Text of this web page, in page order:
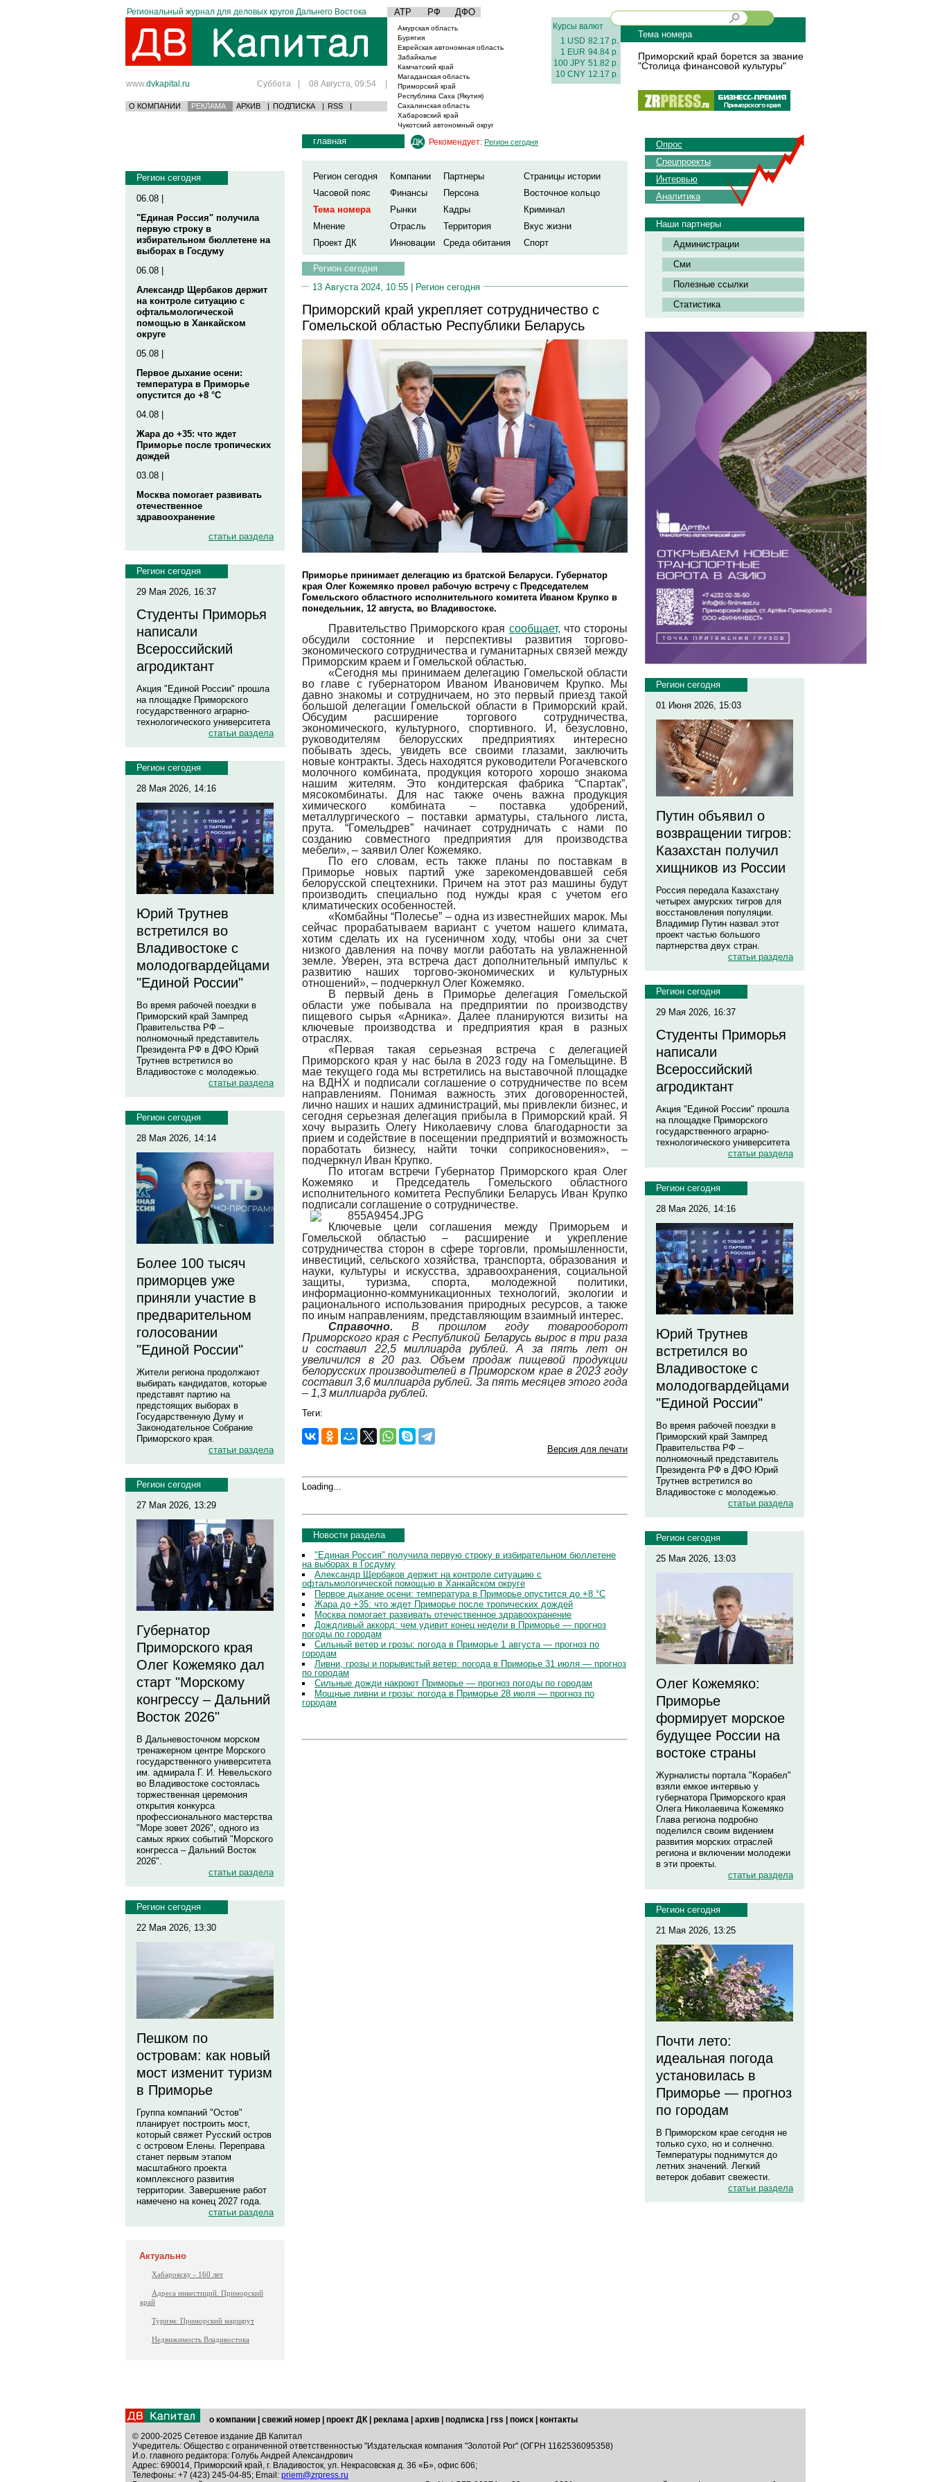
Региональный журнал для деловых кругов Дальнего Востока АТР РФ ДФО
www.dvkapital.ru Суббота | 08 Августа, 09:54 |
О КОМПАНИИ РЕКЛАМА АРХИВ | ПОДПИСКА | RSS |
Амурская область
Бурятия
Еврейская автономная область
Забайкалье
Камчатский край
Магаданская область
Приморский край
Республика Саха (Якутия)
Сахалинская область
Хабаровский край
Чукотский автономный округ
Курсы валют
1 USD 82.17 р.
1 EUR 94.84 р.
100 JPY 51.82 р.
10 CNY 12.17 р.
Тема номера
Приморский край борется за звание
"Столица финансовой культуры"
Регион сегодня
06.08 |
"Единая Россия" получила
первую строку в
избирательном бюллетене на
выборах в Госдуму
06.08 |
Александр Щербаков держит
на контроле ситуацию с
офтальмологической
помощью в Ханкайском
округе
05.08 |
Первое дыхание осени:
температура в Приморье
опустится до +8 °C
04.08 |
Жара до +35: что ждет
Приморье после тропических
дождей
03.08 |
Москва помогает развивать
отечественное
здравоохранение
статьи раздела
Регион сегодня
29 Мая 2026, 16:37
Студенты Приморья
написали
Всероссийский
агродиктант
Акция "Единой России" прошла
на площадке Приморского
государственного аграрно-
технологического университета
статьи раздела
Регион сегодня
28 Мая 2026, 14:16
Юрий Трутнев
встретился во
Владивостоке с
молодогвардейцами
"Единой России"
Во время рабочей поездки в
Приморский край Зампред
Правительства РФ –
полномочный представитель
Президента РФ в ДФО Юрий
Трутнев встретился во
Владивостоке с молодежью.
статьи раздела
Регион сегодня
28 Мая 2026, 14:14
Более 100 тысяч
приморцев уже
приняли участие в
предварительном
голосовании
"Единой России"
Жители региона продолжают
выбирать кандидатов, которые
представят партию на
предстоящих выборах в
Государственную Думу и
Законодательное Собрание
Приморского края.
статьи раздела
Регион сегодня
27 Мая 2026, 13:29
Губернатор
Приморского края
Олег Кожемяко дал
старт "Морскому
конгрессу – Дальний
Восток 2026"
В Дальневосточном морском
тренажерном центре Морского
государственного университета
им. адмирала Г. И. Невельского
во Владивостоке состоялась
торжественная церемония
открытия конкурса
профессионального мастерства
"Море зовет 2026", одного из
самых ярких событий "Морского
конгресса – Дальний Восток
2026".
статьи раздела
Регион сегодня
22 Мая 2026, 13:30
Пешком по
островам: как новый
мост изменит туризм
в Приморье
Группа компаний "Остов"
планирует построить мост,
который свяжет Русский остров
с островом Елены. Переправа
станет первым этапом
масштабного проекта
комплексного развития
территории. Завершение работ
намечено на конец 2027 года.
статьи раздела
Актуально
Хабаровску - 160 лет
Адреса инвестиций. Приморский
край
Туризм: Приморский маршрут
Недвижимость Владивостока
главная Рекомендует: Регион сегодня
Регион сегодня Компании Партнеры
Страницы истории
Часовой пояс
Финансы Персона
Восточное кольцо
Тема номера
Рынки Кадры
Криминал
Мнение
Отрасль Территория
Вкус жизни
Проект ДК
Инновации Среда обитания Спорт
Регион сегодня
13 Августа 2024, 10:55 | Регион сегодня
Приморский край укрепляет сотрудничество с
Гомельской областью Республики Беларусь
Приморье принимает делегацию из братской Беларуси. Губернатор
края Олег Кожемяко провел рабочую встречу с Председателем
Гомельского областного исполнительного комитета Иваном Крупко в
понедельник, 12 августа, во Владивостоке.
Правительство Приморского края сообщает, что стороны
обсудили состояние и перспективы развития торгово-
экономического сотрудничества и гуманитарных связей между
Приморским краем и Гомельской областью.
«Сегодня мы принимаем делегацию Гомельской области
во главе с губернатором Иваном Ивановичем Крупко. Мы
давно знакомы и сотрудничаем, но это первый приезд такой
большой делегации Гомельской области в Приморский край.
Обсудим расширение торгового сотрудничества,
экономического, культурного, спортивного. И, безусловно,
руководителям белорусских предприятиях интересно
побывать здесь, увидеть все своими глазами, заключить
новые контракты. Здесь находятся руководители Рогачевского
молочного комбината, продукция которого хорошо знакома
нашим жителям. Это кондитерская фабрика “Спартак”,
мясокомбинаты. Для нас также очень важна продукция
химического комбината – поставка удобрений,
металлургического – поставки арматуры, стального листа,
прута. “Гомельдрев” начинает сотрудничать с нами по
созданию совместного предприятия для производства
мебели», – заявил Олег Кожемяко.
По его словам, есть также планы по поставкам в
Приморье новых партий уже зарекомендовавшей себя
белорусской спецтехники. Причем на этот раз машины будут
производить специально под нужды края с учетом его
климатических особенностей.
«Комбайны “Полесье” – одна из известнейших марок. Мы
сейчас прорабатываем вариант с учетом нашего климата,
хотим сделать их на гусеничном ходу, чтобы они за счет
низкого давления на почву могли работать на увлажненной
земле. Уверен, эта встреча даст дополнительный импульс к
развитию наших торгово-экономических и культурных
отношений», – подчеркнул Олег Кожемяко.
В первый день в Приморье делегация Гомельской
области уже побывала на предприятии по производству
пищевого сырья «Арника». Далее планируются визиты на
ключевые производства и предприятия края в разных
отраслях.
«Первая такая серьезная встреча с делегацией
Приморского края у нас была в 2023 году на Гомельщине. В
мае текущего года мы встретились на выставочной площадке
на ВДНХ и подписали соглашение о сотрудничестве по всем
направлениям. Понимая важность этих договоренностей,
лично наших и наших администраций, мы привлекли бизнес, и
сегодня серьезная делегация прибыла в Приморский край. Я
хочу выразить Олегу Николаевичу слова благодарности за
прием и содействие в посещении предприятий и возможность
поработать бизнесу, найти точки соприкосновения», –
подчеркнул Иван Крупко.
По итогам встречи Губернатор Приморского края Олег
Кожемяко и Председатель Гомельского областного
исполнительного комитета Республики Беларусь Иван Крупко
подписали соглашение о сотрудничестве.
Ключевые цели соглашения между Приморьем и
Гомельской областью – расширение и укрепление
сотрудничества сторон в сфере торговли, промышленности,
инвестиций, сельского хозяйства, транспорта, образования и
науки, культуры и искусства, здравоохранения, социальной
защиты, туризма, спорта, молодежной политики,
информационно-коммуникационных технологий, экологии и
рационального использования природных ресурсов, а также
по иным направлениям, представляющим взаимный интерес.
Справочно. В прошлом году товарооборот
Приморского края с Республикой Беларусь вырос в три раза
и составил 22,5 миллиарда рублей. А за пять лет он
увеличился в 20 раз. Объем продаж пищевой продукции
белорусских производителей в Приморском крае в 2023 году
составил 3,6 миллиарда рублей. За пять месяцев этого года
– 1,3 миллиарда рублей.
Теги:
Версия для печати
Loading...
Новости раздела
"Единая Россия" получила первую строку в избирательном бюллетене
на выборах в Госдуму
Александр Щербаков держит на контроле ситуацию с
офтальмологической помощью в Ханкайском округе
Первое дыхание осени: температура в Приморье опустится до +8 °C
Жара до +35: что ждет Приморье после тропических дождей
Москва помогает развивать отечественное здравоохранение
Дождливый аккорд: чем удивит конец недели в Приморье — прогноз
погоды по городам
Сильный ветер и грозы: погода в Приморье 1 августа — прогноз по
городам
Ливни, грозы и порывистый ветер: погода в Приморье 31 июля — прогноз
по городам
Сильные дожди накроют Приморье — прогноз погоды по городам
Мощные ливни и грозы: погода в Приморье 28 июля — прогноз по
городам
Опрос
Спецпроекты
Интервью
Аналитика
Наши партнеры
Администрации
Сми
Полезные ссылки
Статистика
Регион сегодня
01 Июня 2026, 15:03
Путин объявил о
возвращении тигров:
Казахстан получил
хищников из России
Россия передала Казахстану
четырех амурских тигров для
восстановления популяции.
Владимир Путин назвал этот
проект частью большого
партнерства двух стран.
статьи раздела
Регион сегодня
29 Мая 2026, 16:37
Студенты Приморья
написали
Всероссийский
агродиктант
Акция "Единой России" прошла
на площадке Приморского
государственного аграрно-
технологического университета
статьи раздела
Регион сегодня
28 Мая 2026, 14:16
Юрий Трутнев
встретился во
Владивостоке с
молодогвардейцами
"Единой России"
Во время рабочей поездки в
Приморский край Зампред
Правительства РФ –
полномочный представитель
Президента РФ в ДФО Юрий
Трутнев встретился во
Владивостоке с молодежью.
статьи раздела
Регион сегодня
25 Мая 2026, 13:03
Олег Кожемяко:
Приморье
формирует морское
будущее России на
востоке страны
Журналисты портала "Корабел"
взяли емкое интервью у
губернатора Приморского края
Олега Николаевича Кожемяко
Глава региона подробно
поделился своим видением
развития морских отраслей
региона и включении молодежи
в эти проекты.
статьи раздела
Регион сегодня
21 Мая 2026, 13:25
Почти лето:
идеальная погода
установилась в
Приморье — прогноз
по городам
В Приморском крае сегодня не
только сухо, но и солнечно.
Температуры поднимутся до
летних значений. Легкий
ветерок добавит свежести.
статьи раздела
о компании свежий номер проект ДК реклама архив подписка rss поиск
контакты
© 2000-2025 Сетевое издание ДВ Капитал
Учредитель: Общество с ограниченной ответственностью "Издательская компания "Золотой Рог" (ОГРН 1162536095358)
И.о. главного редактора: Голубь Андрей Александрович
Адрес: 690014, Приморский край, г. Владивосток, ул. Некрасовская д. 36 «Б», офис 606;
Телефоны: +7 (423) 245-04-85; Email: priem@zrpress.ru